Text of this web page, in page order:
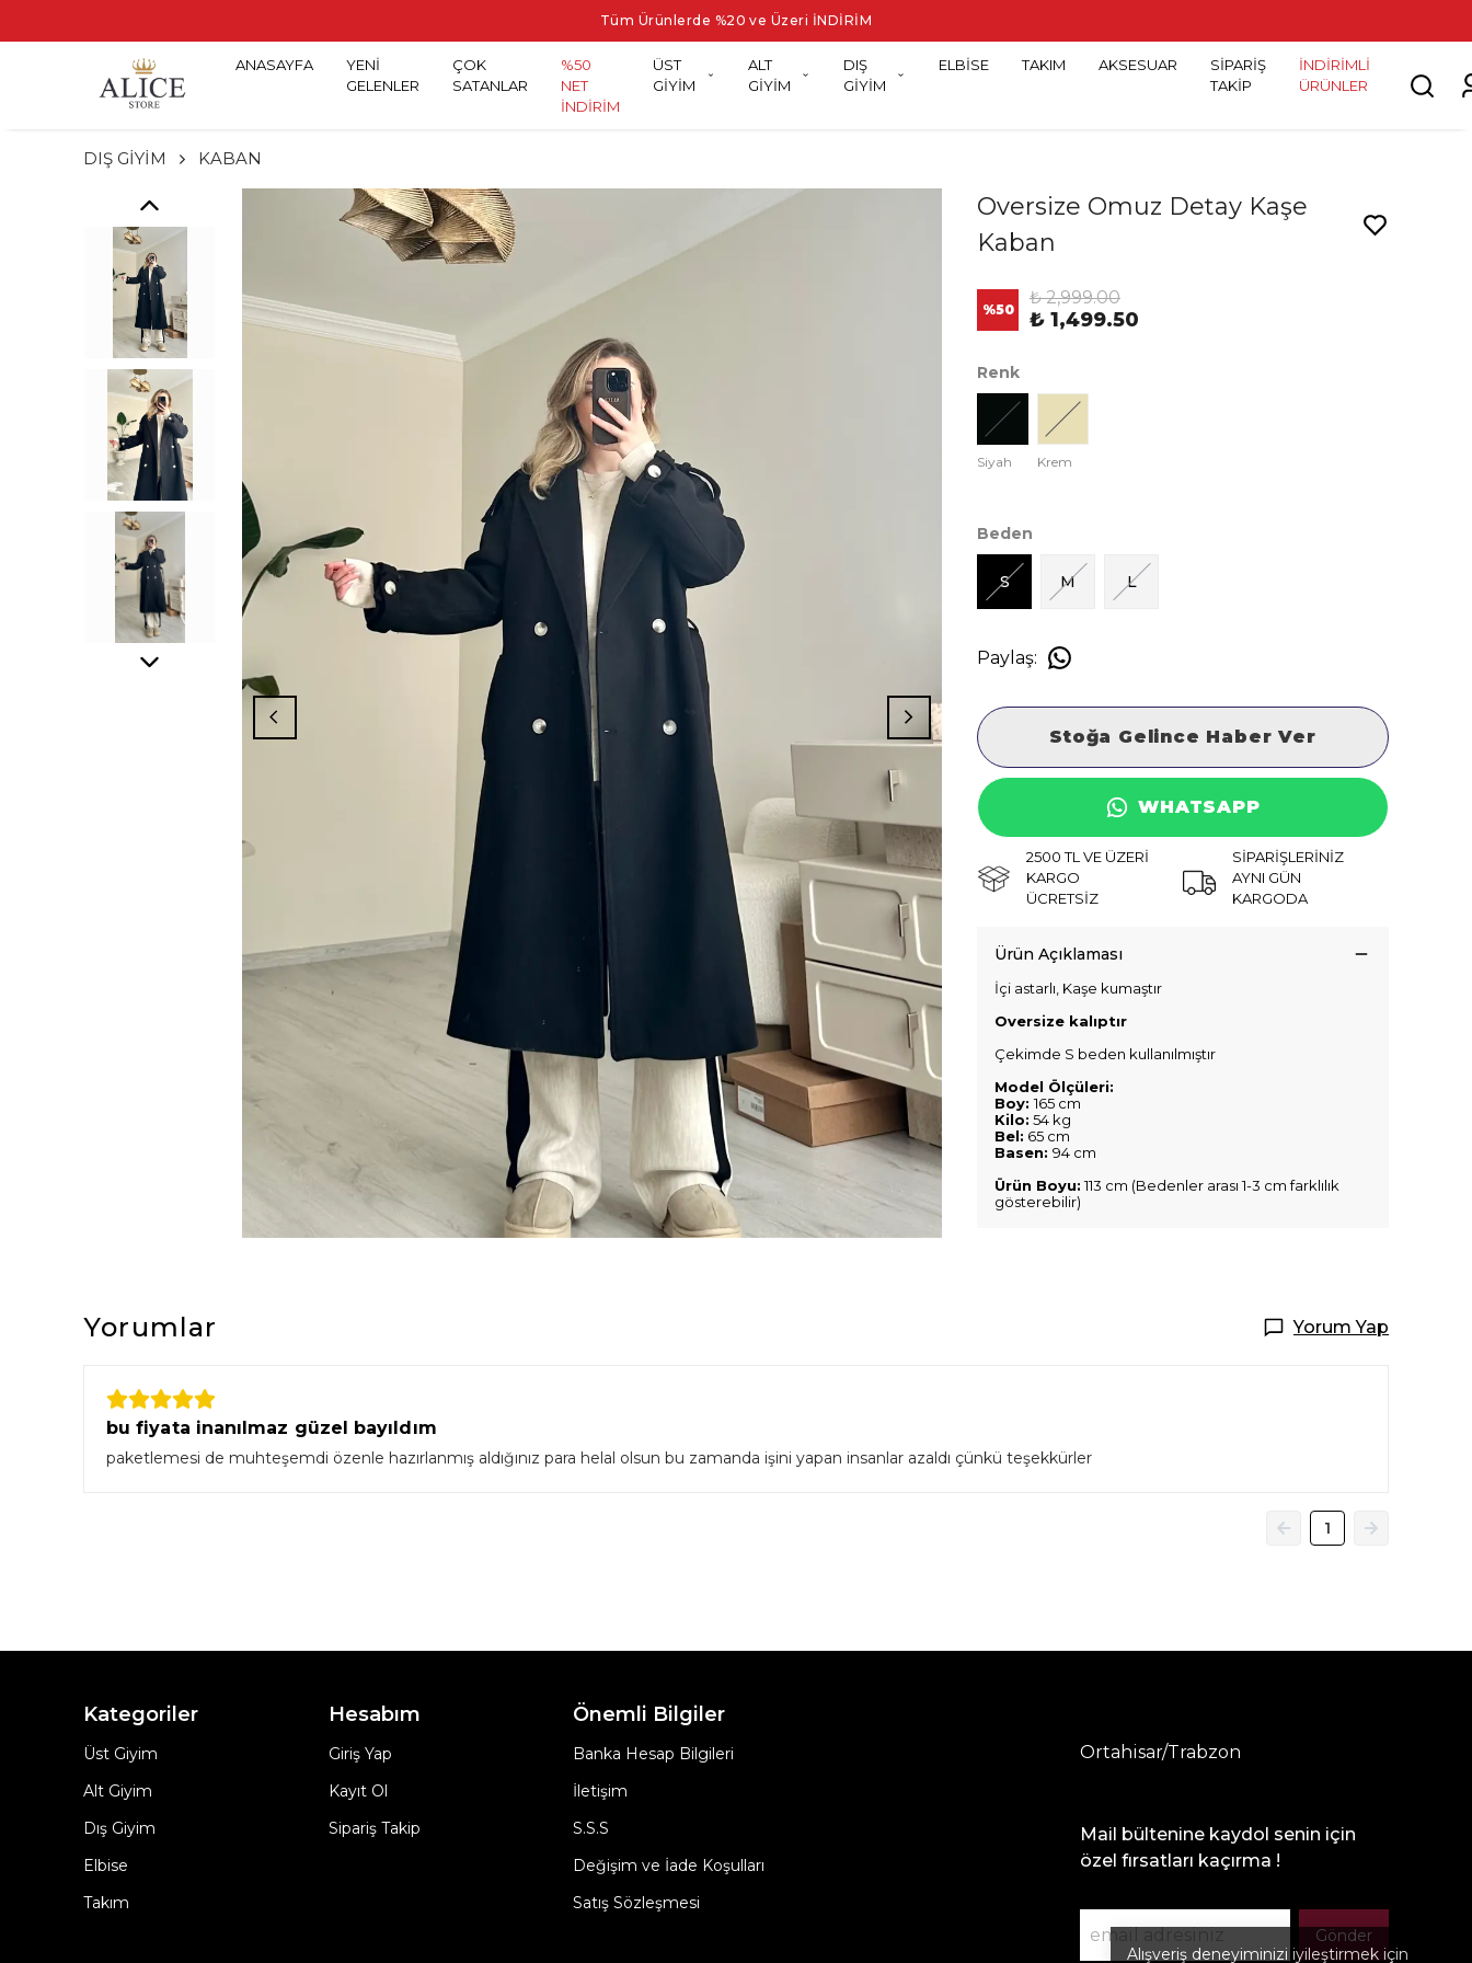
Tüm Ürünlerde %20 ve Üzeri İNDİRİM
ANASAYFA
YENİ
GELENLER
ÇOK
SATANLAR
%50
NET
İNDİRİM
ÜST
GİYİM
ALT
GİYİM
DIŞ
GİYİM
ELBİSE TAKIM AKSESUAR
SİPARİŞ
TAKİP
İNDİRİMLİ
ÜRÜNLER
Alışveriş deneyiminizi iyileştirmek için
DIŞ GİYİM KABAN
Oversize Omuz Detay Kaşe
Kaban
%50
₺ 2,999.00
₺ 1,499.50
Renk
Siyah Krem
Beden
S M L
Paylaş:
Stoğa Gelince Haber Ver
WHATSAPP
2500 TL VE ÜZERİ
KARGO
ÜCRETSİZ
SİPARİŞLERİNİZ
AYNI GÜN
KARGODA
Ürün Açıklaması
İçi astarlı, Kaşe kumaştır
Oversize kalıptır
Çekimde S beden kullanılmıştır
Model Ölçüleri:
Boy:165 cm
Kilo: 54 kg
Bel: 65 cm
Basen: 94 cm
Ürün Boyu:113 cm (Bedenler arası 1-3 cm farklılık
gösterebilir)
Yorumlar Yorum Yap
bu fiyata inanılmaz güzel bayıldım
paketlemesi de muhteşemdi özenle hazırlanmış aldığınız para helal olsun bu zamanda işini yapan insanlar azaldı çünkü teşekkürler
1
Kategoriler
Üst Giyim
Alt Giyim
Dış Giyim
Elbise
Takım
Hesabım
Giriş Yap
Kayıt Ol
Sipariş Takip
Önemli Bilgiler
Banka Hesap Bilgileri
İletişim
S.S.S
Değişim ve İade Koşulları
Satış Sözleşmesi
Ortahisar/Trabzon
Mail bültenine kaydol senin için
özel fırsatları kaçırma !
Gönder